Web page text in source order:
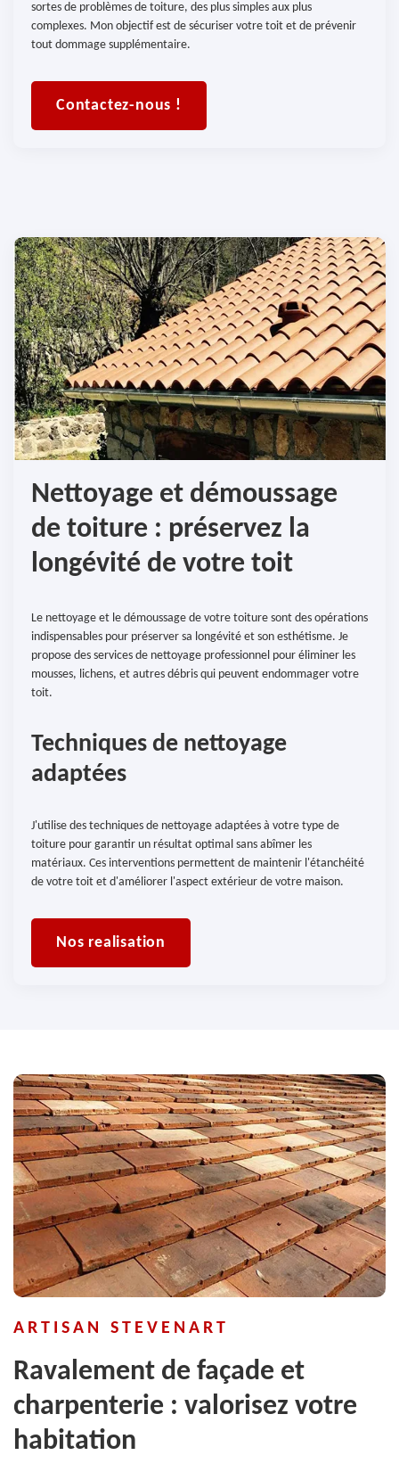
sortes de problèmes de toiture, des plus simples aux plus
complexes. Mon objectif est de sécuriser votre toit et de prévenir
tout dommage supplémentaire.
Contactez-nous !
Nettoyage et démoussage
de toiture : préservez la
longévité de votre toit
Le nettoyage et le démoussage de votre toiture sont des opérations
indispensables pour préserver sa longévité et son esthétisme. Je
propose des services de nettoyage professionnel pour éliminer les
mousses, lichens, et autres débris qui peuvent endommager votre
toit.
Techniques de nettoyage
adaptées
J'utilise des techniques de nettoyage adaptées à votre type de
toiture pour garantir un résultat optimal sans abîmer les
matériaux. Ces interventions permettent de maintenir l'étanchéité
de votre toit et d'améliorer l'aspect extérieur de votre maison.
Nos realisation
ARTISAN STEVENART
Ravalement de façade et
charpenterie : valorisez votre
habitation